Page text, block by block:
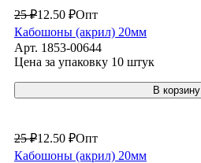
25 ₽12.50 ₽Опт
Кабошоны (акрил) 20мм
Арт. 1853-00644
Цена за упаковку 10 штук
В корзину
25 ₽12.50 ₽Опт
Кабошоны (акрил) 20мм